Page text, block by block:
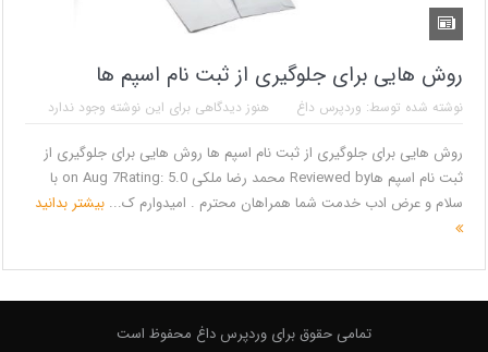
روش هایی برای جلوگیری از ثبت نام اسپم ها
نوشته شده توسط: وردپرس داغ هنوز دیدگاهی برای این نوشته وجود ندارد
روش هایی برای جلوگیری از ثبت نام اسپم ها روش هایی برای جلوگیری از
ثبت نام اسپم هاReviewed by محمد رضا ملکی on Aug 7Rating: 5.0 با
سلام و عرض ادب خدمت شما همراهان محترم . امیدوارم ک... بیشتر بدانید
تمامی حقوق برای وردپرس داغ محفوظ است